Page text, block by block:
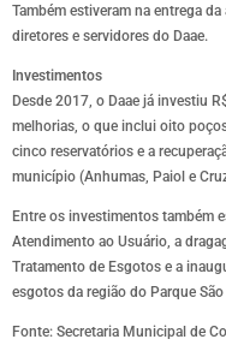
Também estiveram na entrega
diretores e servidores do Daae.
Investimentos
Desde 2017, o Daae já investiu
melhorias, o que inclui oito
cinco reservatórios e a
município (Anhumas, Paiol e
Entre os investimentos também
Atendimento ao Usuário, a
Tratamento de Esgotos e a
esgotos da região do Parque
Fonte: Secretaria Municipal de